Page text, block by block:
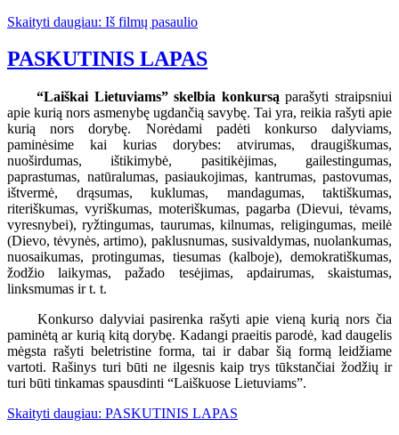
Skaityti daugiau: Iš filmų pasaulio
PASKUTINIS LAPAS
“Laiškai Lietuviams” skelbia konkursąparašyti straipsniui
apie kurią nors asmenybę ugdančią savybę. Tai yra, reikia rašyti apie
kurią nors dorybę. Norėdami padėti konkurso dalyviams,
paminėsime kai kurias dorybes: atvirumas, draugiškumas,
nuoširdumas, ištikimybė, pasitikėjimas, gailestingumas,
paprastumas, natūralumas, pasiaukojimas, kantrumas, pastovumas,
ištvermė, drąsumas, kuklumas, mandagumas, taktiškumas,
riteriškumas, vyriškumas, moteriškumas, pagarba (Dievui, tėvams,
vyresnybei), ryžtingumas, taurumas, kilnumas, religingumas, meilė
(Dievo, tėvynės, artimo), paklusnumas, susivaldymas, nuolankumas,
nuosaikumas, protingumas, tiesumas (kalboje), demokratiškumas,
žodžio laikymas, pažado tesėjimas, apdairumas, skaistumas,
linksmumas ir t. t.
Konkurso dalyviai pasirenka rašyti apie vieną kurią nors čia
paminėtą ar kurią kitą dorybę. Kadangi praeitis parodė, kad daugelis
mėgsta rašyti beletristine forma, tai ir dabar šią formą leidžiame
vartoti. Rašinys turi būti ne ilgesnis kaip trys tūkstančiai žodžių ir
turi būti tinkamas spausdinti “Laiškuose Lietuviams”.
Skaityti daugiau: PASKUTINIS LAPAS